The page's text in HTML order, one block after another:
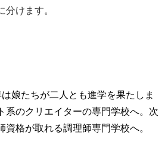
分けます。
娘たちが二人とも進学を果たしま
系のクリエイターの専門学校へ。次
資格が取れる調理師専門学校へ。